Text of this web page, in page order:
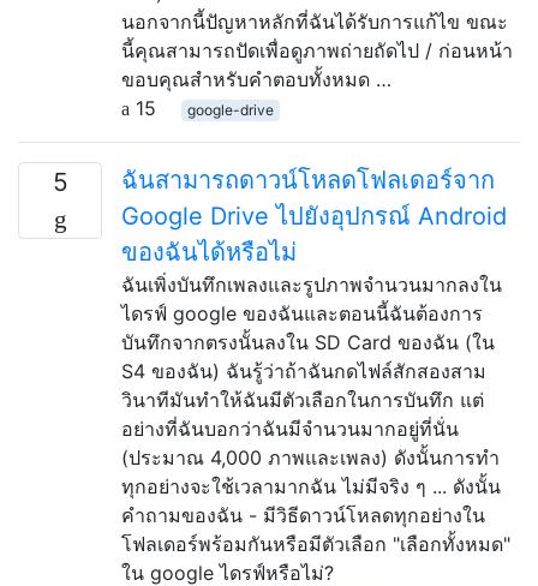
นอกจากนี้ปัญหาหลักที่ฉันได้รับการแก้ไข ขณะ
นี้คุณสามารถปัดเพื่อดูภาพถ่ายถัดไป / ก่อนหน้า
ขอบคุณสำหรับคำตอบทั้งหมด …
15
google-drive
5
ฉันสามารถดาวน์โหลดโฟลเดอร์จาก
Google Drive ไปยังอุปกรณ์ Android
ของฉันได้หรือไม่
ฉันเพิ่งบันทึกเพลงและรูปภาพจำนวนมากลงใน
ไดรฟ์ google ของฉันและตอนนี้ฉันต้องการ
บันทึกจากตรงนั้นลงใน SD Card ของฉัน (ใน
S4 ของฉัน) ฉันรู้ว่าถ้าฉันกดไฟล์สักสองสาม
วินาทีมันทำให้ฉันมีตัวเลือกในการบันทึก แต่
อย่างที่ฉันบอกว่าฉันมีจำนวนมากอยู่ที่นั่น
(ประมาณ 4,000 ภาพและเพลง) ดังนั้นการทำ
ทุกอย่างจะใช้เวลามากฉัน ไม่มีจริง ๆ ... ดังนั้น
คำถามของฉัน - มีวิธีดาวน์โหลดทุกอย่างใน
โฟลเดอร์พร้อมกันหรือมีตัวเลือก "เลือกทั้งหมด"
ใน google ไดรฟ์หรือไม่?